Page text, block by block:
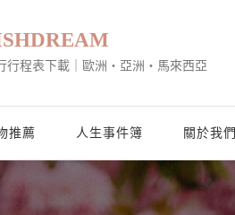
行程表下載｜歐洲・亞洲・馬來西亞
推薦 人生事件簿 關於我們